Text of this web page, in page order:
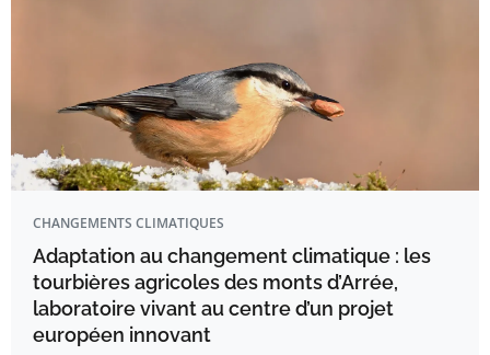
CHANGEMENTS CLIMATIQUES
Adaptation au changement climatique : les
tourbières agricoles des monts d’Arrée,
laboratoire vivant au centre d’un projet
européen innovant